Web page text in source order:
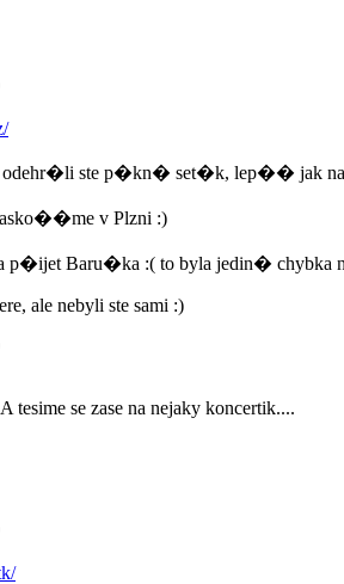
odehr�li ste p�kn� set�k, lep�� jak na
v Plzni :)
p�ijet Baru�ka :( to byla jedin� chybka
ale nebyli ste sami :)
tesime se zase na nejaky koncertik....